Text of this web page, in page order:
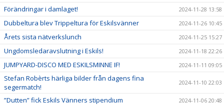
Förändringar i damlaget! 2024-11-28 13:58
Dubbeltura blev Trippeltura för Eskilsvänner 2024-11-26 10:45
Årets sista nätverkslunch 2024-11-25 15:27
Ungdomsledaravslutning i Eskils! 2024-11-18 22:26
JUMPYARD-DISCO MED ESKILSMINNE IF! 2024-11-11 09:05
Stefan Robèrts härliga bilder från dagens fina
segermatch!
2024-11-10 22:03
”Dutten” fick Eskils Vänners stipendium 2024-11-06 20:48